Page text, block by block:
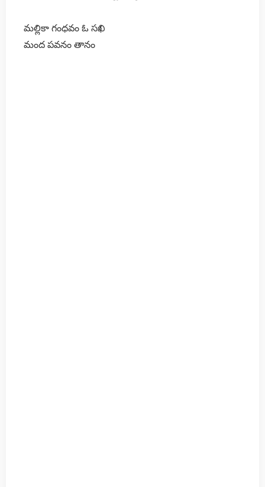
మల్లికా గంధవం ఓ సఖి
మంద పవనం తానం